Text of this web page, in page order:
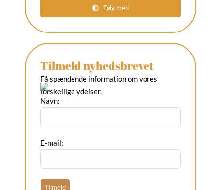
Følg med
Tilmeld nyhedsbrevet
Få spændende information om vores
forskellige ydelser.
Navn:
E-mail: